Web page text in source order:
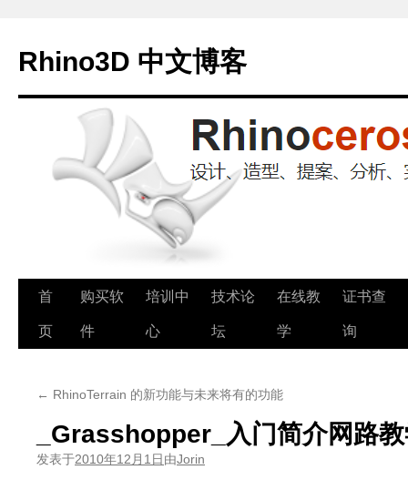
Rhino3D 中文博客
跳
至
首
页
购买软
件
培训中
心
技术论
坛
在线教
学
证书查
询
← RhinoTerrain 的新功能与未来将有的功能
_Grasshopper_入门简介网路
发表于2010年12月1日由Jorin